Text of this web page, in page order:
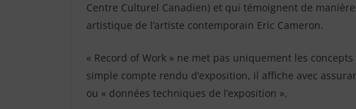
Centre Culturel Canadien) et qui témoignent de
artistique de l’artiste contemporain Eric Cameron.
« Record of Work » ne met pas uniquement les
simple compte rendu d’exposition, il affiche avec
ou « données techniques de l’exposition ».